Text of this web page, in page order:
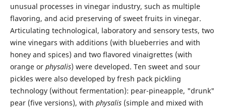
unusual processes in vinegar industry, such as multiple
flavoring, and acid preserving of sweet fruits in vinegar.
Articulating technological, laboratory and sensory tests, two
wine vinegars with additions (with blueberries and with
honey and spices) and two flavored vinaigrettes (with
orange or physalis) were developed. Ten sweet and sour
pickles were also developed by fresh pack pickling
technology (without fermentation): pear-pineapple, "drunk"
pear (five versions), with physalis(simple and mixed with